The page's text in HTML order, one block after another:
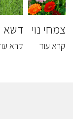
צמחי נוי
קרא עוד
דשא
קרא